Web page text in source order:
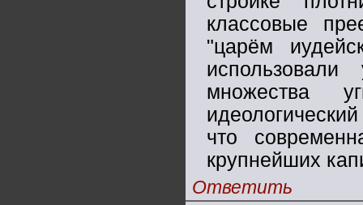
классовые
"царём
множества
что
крупнейших
Ответить